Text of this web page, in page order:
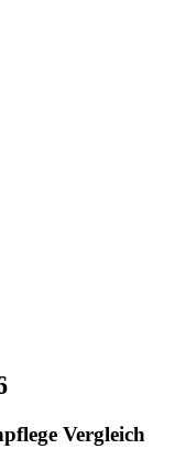
Vergleich